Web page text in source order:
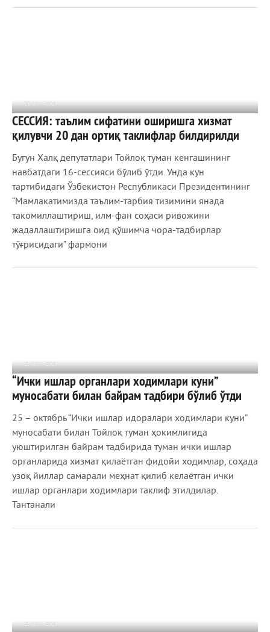
26 ОКТ 2020
1 080 0
СЕССИЯ: таълим сифатини оширишга хизмат
қилувчи 20 дан ортиқ таклифлар билдирилди
Бугун Халқ депутатлари Тойлоқ туман кенгашининг
навбатдаги 16-сессияси бўлиб ўтди. Унда кун
тартибидаги Ўзбекистон Республикаси Президентининг
“Мамлакатимизда таълим-тарбия тизимини янада
такомиллаштириш, илм-фан соҳаси ривожини
жадаллаштиришга оид қўшимча чора-тадбирлар
тўғрисидаги” фармони
25 ОКТ 2020
903 0
“Ички ишлар органлари ходимлари куни”
муносабати билан байрам тадбири бўлиб ўтди
25 – октябрь “Ички ишлар идоралари ходимлари куни”
муносабати билан Тойлоқ туман ҳокимлигида
уюштирилган байрам тадбирида туман ички ишлар
органларида хизмат қилаётган фидойи ходимлар, соҳада
узоқ йиллар самарали меҳнат қилиб келаётган ички
ишлар органлари ходимлари таклиф этилдилар.
Тантанали
25 ОКТ 2020